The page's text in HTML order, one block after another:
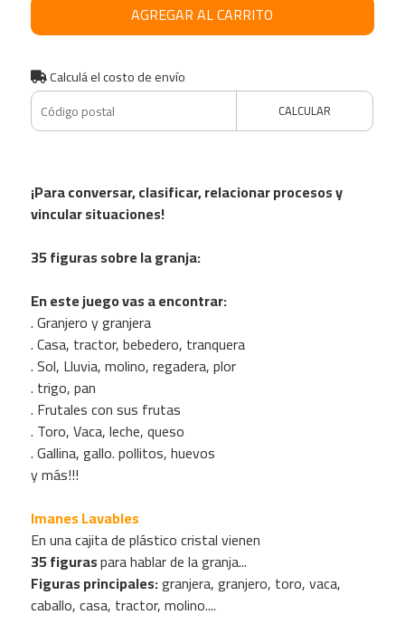
AGREGAR AL CARRITO
Calculá el costo de envío
CALCULAR
¡Para conversar, clasificar, relacionar procesos y
vincular situaciones!
35 figuras sobre la granja:
En este juego vas a encontrar:
. Granjero y granjera
. Casa, tractor, bebedero, tranquera
. Sol, Lluvia, molino, regadera, plor
. trigo, pan
. Frutales con sus frutas
. Toro, Vaca, leche, queso
. Gallina, gallo. pollitos, huevos
y más!!!
Imanes Lavables
En una cajita de plástico cristal vienen
35 figuraspara hablar de la granja...
Figuras principales:granjera, granjero, toro, vaca,
caballo, casa, tractor, molino....